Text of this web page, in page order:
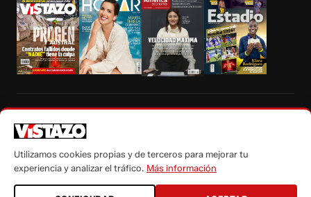
autorización escrita de su titular, de todos los contenidos de Vistazo.com.
Utilizamos cookies propias y de terceros para mejorar tu
experiencia y analizar el tráfico. Más información